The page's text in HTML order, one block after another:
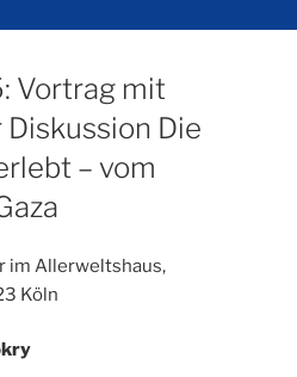
Vortrag mit
Die
– vom
im Allerweltshaus,
Köln